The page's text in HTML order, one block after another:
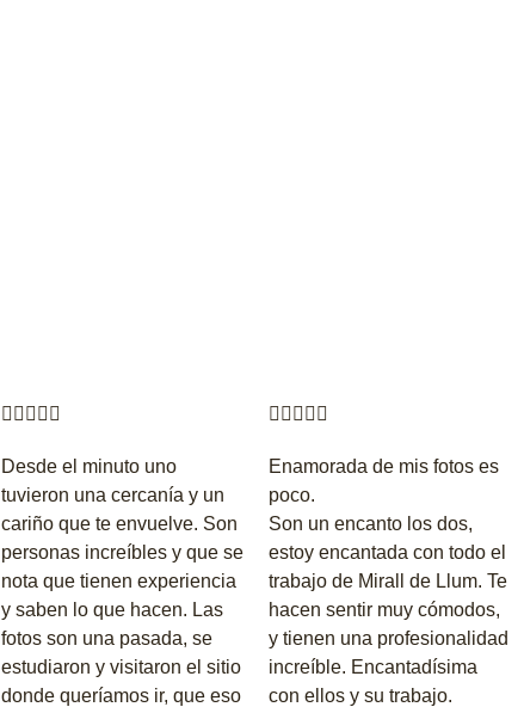
    
Desde el minuto uno
tuvieron una cercanía y un
cariño que te envuelve. Son
personas increíbles y que se
nota que tienen experiencia
y saben lo que hacen. Las
fotos son una pasada, se
estudiaron y visitaron el sitio
donde queríamos ir, que eso
    
Enamorada de mis fotos es
poco.
Son un encanto los dos,
estoy encantada con todo el
trabajo de Mirall de Llum. Te
hacen sentir muy cómodos,
y tienen una profesionalidad
increíble. Encantadísima
con ellos y su trabajo.